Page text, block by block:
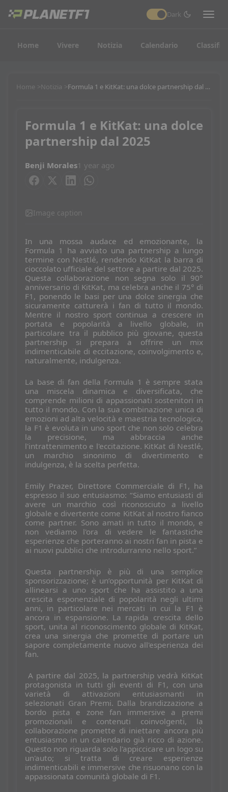
Dark
Home Vivere Notizia Calendario
Home Notizia Formula 1 e KitKat: una dolce partnership dal 2025
Formula 1 e KitKat: una dolce
partnership dal 2025
Benji Morales 1 year ago
Image caption
In una mossa audace ed emozionante, la
Formula 1 ha avviato una partnership a lungo
termine con Nestlé, rendendo KitKat la barra di
cioccolato ufficiale del settore a partire dal 2025.
Questa collaborazione non segna solo il 90°
anniversario di KitKat, ma celebra anche il 75° di
F1, ponendo le basi per una dolce sinergia che
sicuramente catturerà i fan di tutto il mondo.
Mentre il nostro sport continua a crescere in
portata e popolarità a livello globale, in
particolare tra il pubblico più giovane, questa
partnership si prepara a offrire un mix
indimenticabile di eccitazione, coinvolgimento e,
naturalmente, indulgenza.
La base di fan della Formula 1 è sempre stata
una miscela dinamica e diversificata, che
comprende milioni di appassionati sostenitori in
tutto il mondo. Con la sua combinazione unica di
emozioni ad alta velocità e maestria tecnologica,
la F1 è evoluta in uno sport che non solo celebra
la precisione, ma abbraccia anche
l'intrattenimento e l'eccitazione. KitKat di Nestlé,
un marchio sinonimo di divertimento e
indulgenza, è la scelta perfetta.
Emily Prazer, Direttore Commerciale di F1, ha
espresso il suo entusiasmo: “Siamo entusiasti di
avere un marchio così riconosciuto a livello
globale e divertente come KitKat al nostro fianco
come partner. Sono amati in tutto il mondo, e
non vediamo l'ora di vedere le fantastiche
esperienze che porteranno ai nostri fan in pista e
ai nuovi pubblici che introdurranno nello sport.”
Questa partnership è più di una semplice
sponsorizzazione; è un’opportunità per KitKat di
allinearsi a uno sport che ha assistito a una
crescita esponenziale di popolarità negli ultimi
anni, in particolare nei mercati in cui la F1 è
ancora in espansione. La rapida crescita dello
sport, unita al riconoscimento globale di KitKat,
crea una sinergia che promette di portare un
sapore completamente nuovo all'esperienza dei
fan.
A partire dal 2025, la partnership vedrà KitKat
protagonista in tutti gli eventi di F1, con una
varietà di attivazioni entusiasmanti in
selezionati Gran Premi. Dalla brandizzazione a
bordo pista e zone fan immersive a premi
promozionali e contenuti coinvolgenti, la
collaborazione promette di iniettare ancora più
entusiasmo in un calendario già ricco di azione.
Questo non riguarda solo l'appiccicare un logo su
un'auto; si tratta di creare esperienze
indimenticabili e immersive che risuonano con la
appassionata comunità globale di F1.